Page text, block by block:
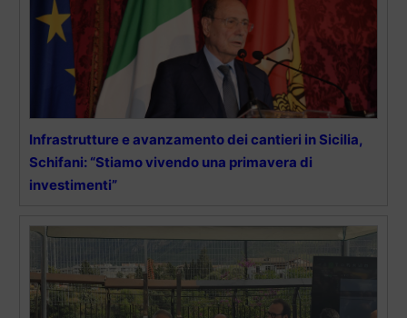
Infrastrutture e avanzamento dei cantieri in Sicilia,
Schifani: “Stiamo vivendo una primavera di
investimenti”